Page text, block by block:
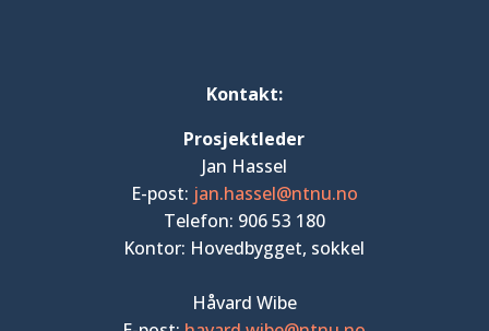
Kontakt:
Prosjektleder
Jan Hassel
E-post: jan.hassel@ntnu.no
Telefon: 906 53 180
Kontor: Hovedbygget, sokkel
Håvard Wibe